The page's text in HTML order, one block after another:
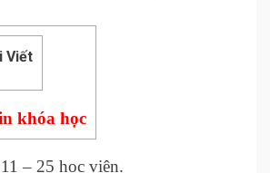
Viết
khóa học
– 25 học viên.